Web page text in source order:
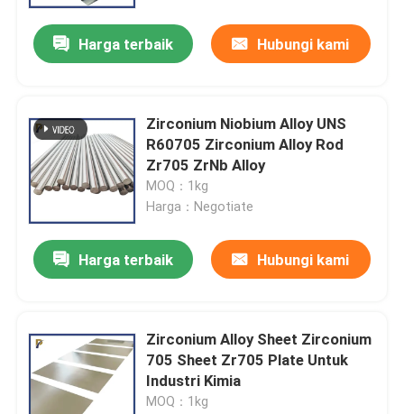
Produk
Pertunjukan VR
Tur Pabrik
Harga terbaik Hubungi kami
Zirconium Niobium Alloy UNS
R60705 Zirconium Alloy Rod
Zr705 ZrNb Alloy
MOQ：1kg
Harga：Negotiate
Harga terbaik Hubungi kami
Zirconium Alloy Sheet Zirconium
705 Sheet Zr705 Plate Untuk
Industri Kimia
MOQ：1kg